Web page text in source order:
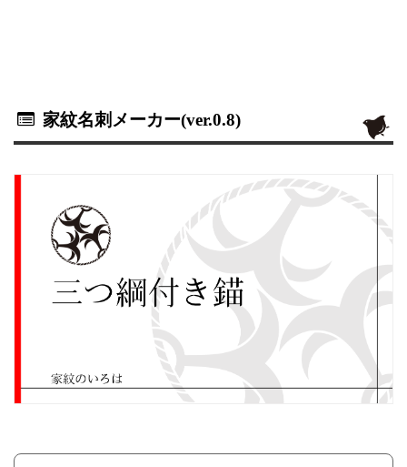
家紋名刺メーカー(ver.0.8)